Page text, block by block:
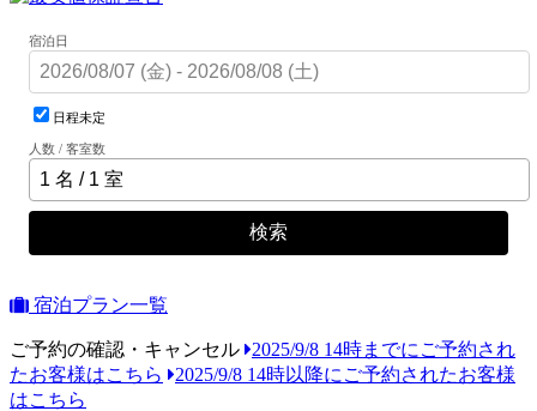
宿泊日
日程未定
人数 / 客室数
検索
宿泊プラン一覧
ご予約の確認・キャンセル
2025/9/8 14時までにご予約され
たお客様はこちら
2025/9/8 14時以降にご予約されたお客様
はこちら